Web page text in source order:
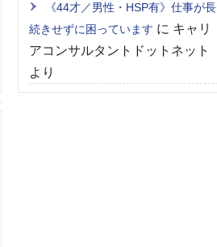
《44才／男性・HSP有》仕事が長
続きせずに困っています に キャリ
アコンサルタントドットネット
より